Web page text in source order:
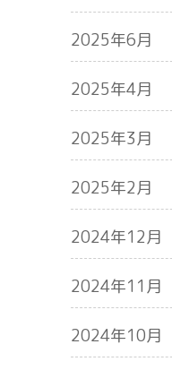
2025年6月
2025年4月
2025年3月
2025年2月
2024年12月
2024年11月
2024年10月